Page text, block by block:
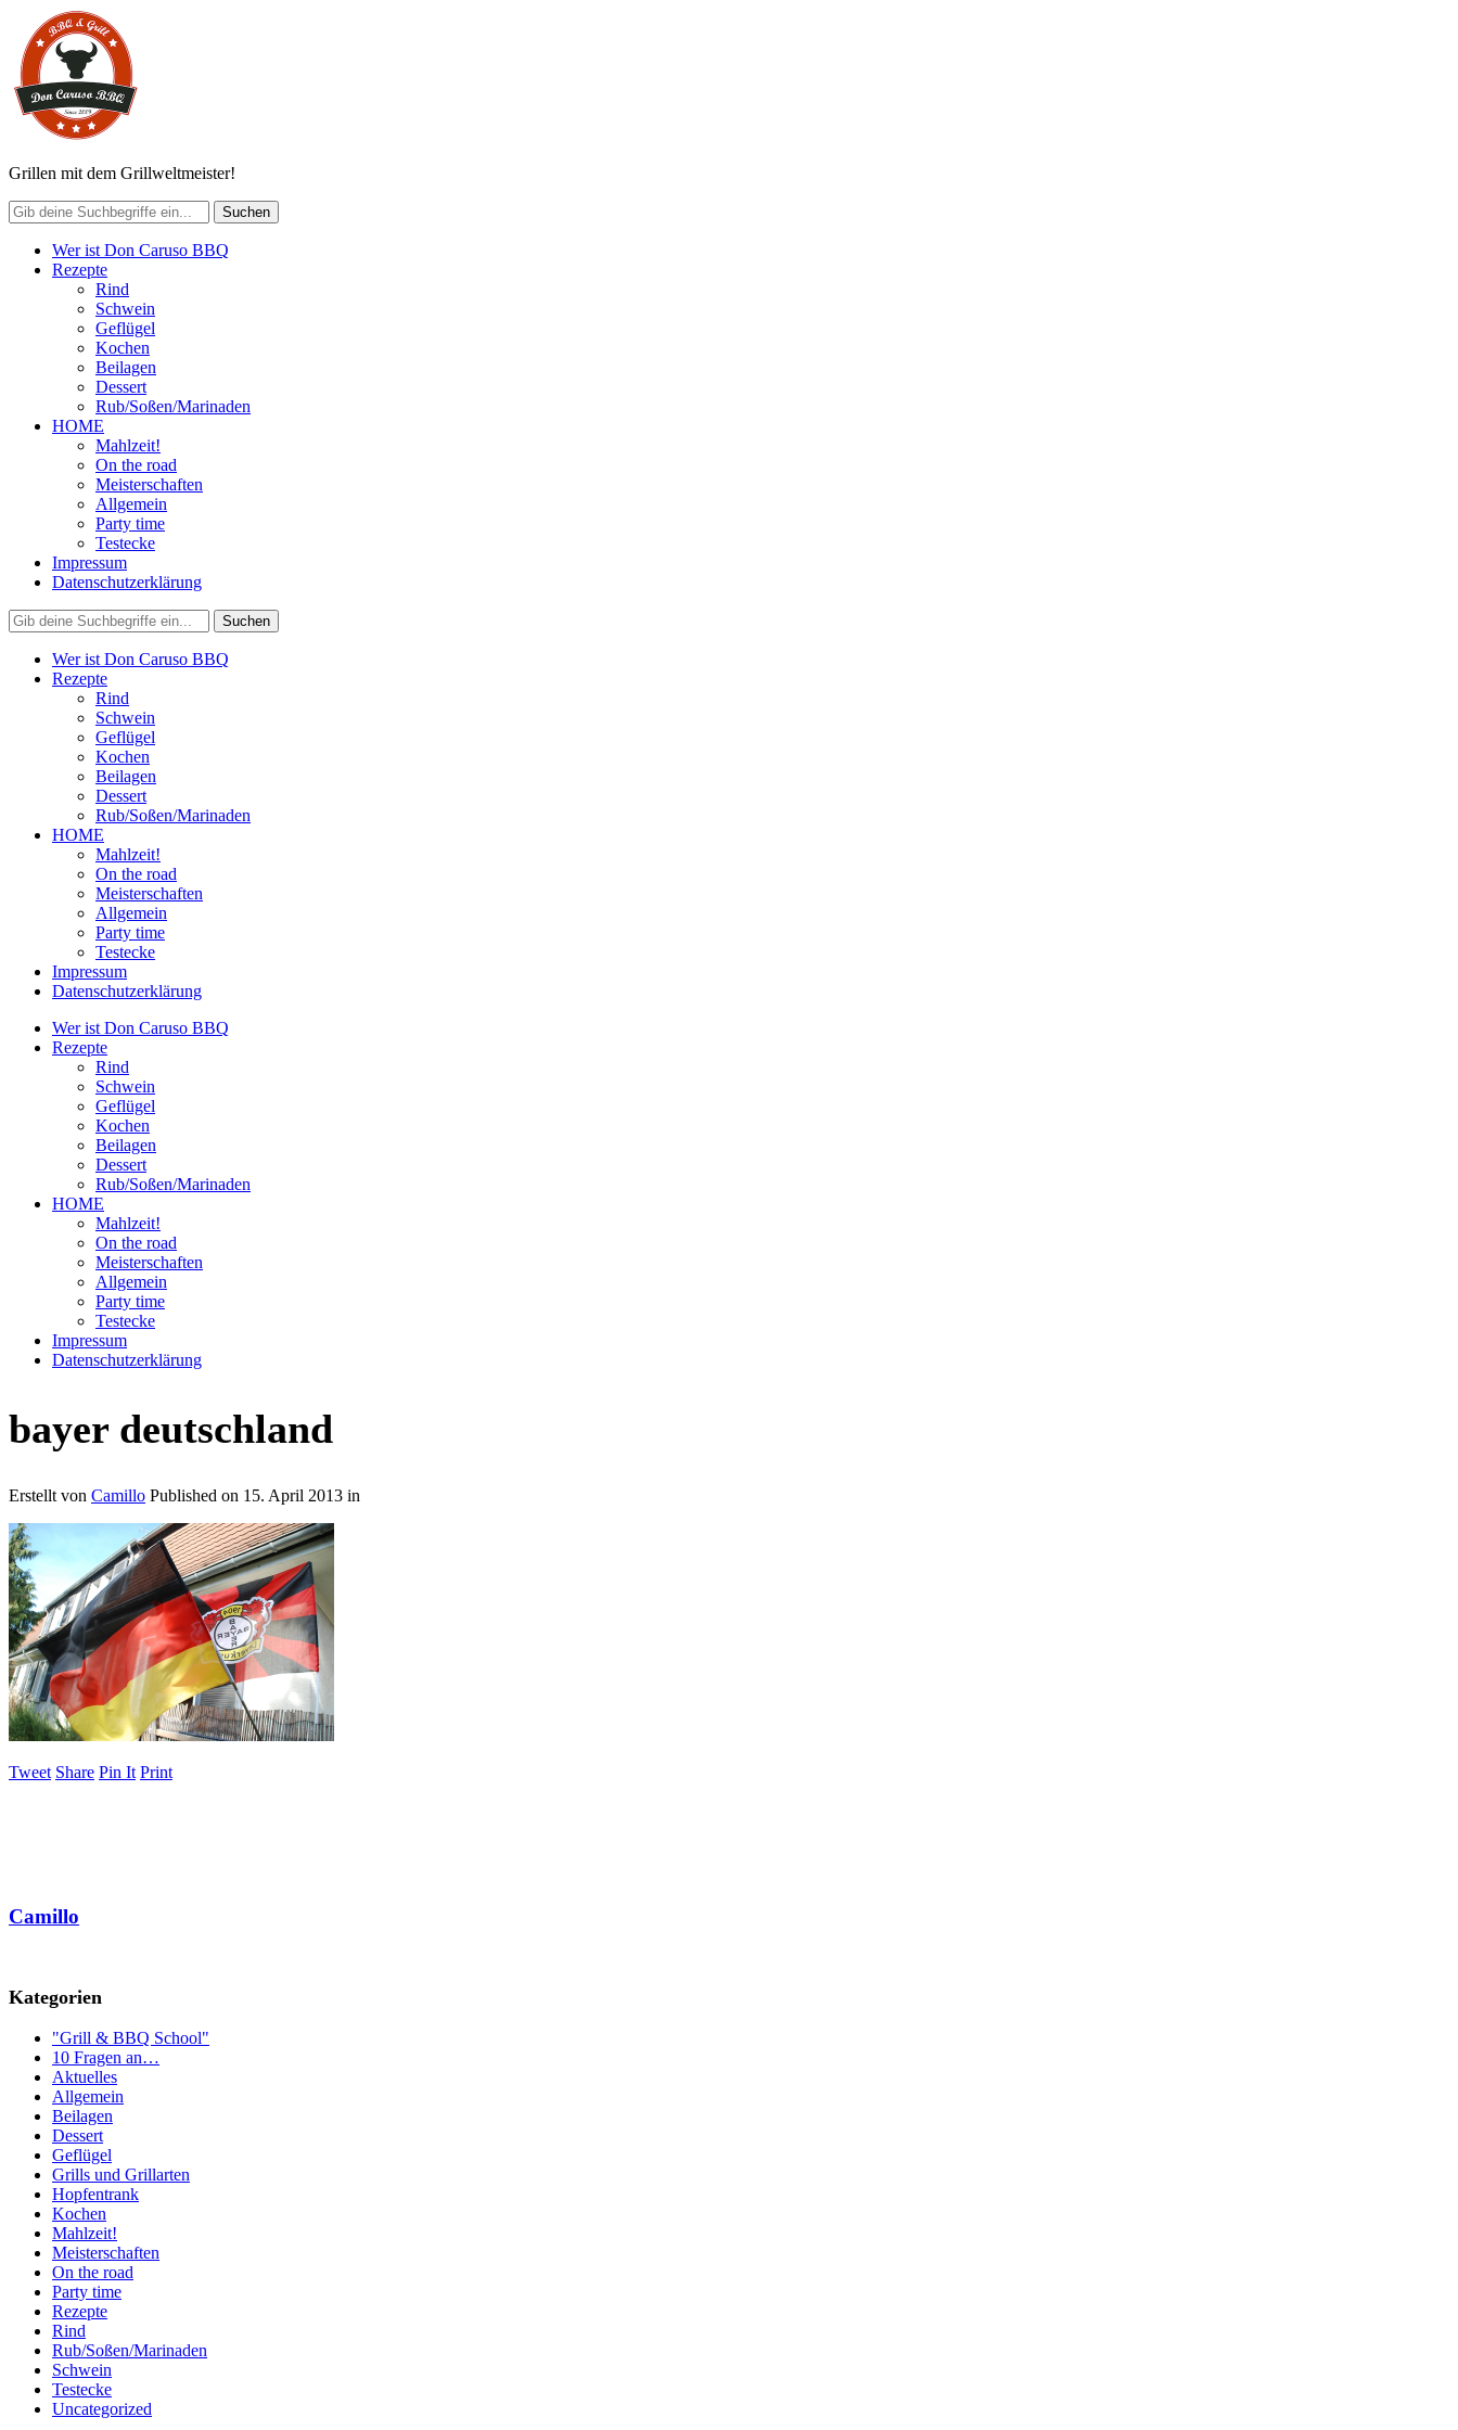
Grillen mit dem Grillweltmeister!
Wer ist Don Caruso BBQ
Rezepte
Rind
Schwein
Geflügel
Kochen
Beilagen
Dessert
Rub/Soßen/Marinaden
HOME
Mahlzeit!
On the road
Meisterschaften
Allgemein
Party time
Testecke
Impressum
Datenschutzerklärung
Wer ist Don Caruso BBQ
Rezepte
Rind
Schwein
Geflügel
Kochen
Beilagen
Dessert
Rub/Soßen/Marinaden
HOME
Mahlzeit!
On the road
Meisterschaften
Allgemein
Party time
Testecke
Impressum
Datenschutzerklärung
Wer ist Don Caruso BBQ
Rezepte
Rind
Schwein
Geflügel
Kochen
Beilagen
Dessert
Rub/Soßen/Marinaden
HOME
Mahlzeit!
On the road
Meisterschaften
Allgemein
Party time
Testecke
Impressum
Datenschutzerklärung
bayer deutschland
Erstellt von Camillo Published on 15. April 2013 in
Tweet Share Pin It Print
Camillo
Kategorien
"Grill & BBQ School"
10 Fragen an…
Aktuelles
Allgemein
Beilagen
Dessert
Geflügel
Grills und Grillarten
Hopfentrank
Kochen
Mahlzeit!
Meisterschaften
On the road
Party time
Rezepte
Rind
Rub/Soßen/Marinaden
Schwein
Testecke
Uncategorized